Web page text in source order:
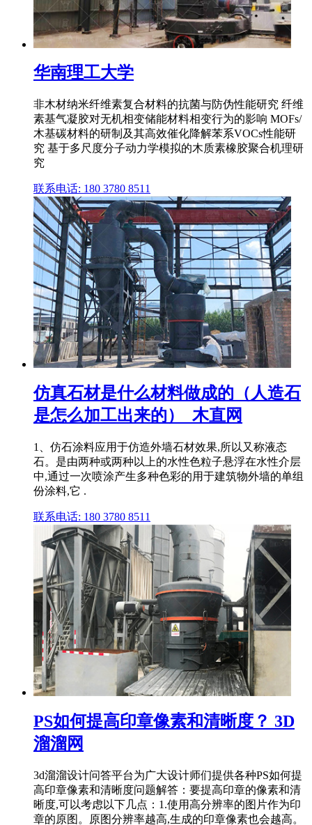
华南理工大学
非木材纳米纤维素复合材料的抗菌与防伪性能研究 纤维
素基气凝胶对无机相变储能材料相变行为的影响 MOFs/
木基碳材料的研制及其高效催化降解苯系VOCs性能研
究 基于多尺度分子动力学模拟的木质素橡胶聚合机理研
究
联系电话: 180 3780 8511
仿真石材是什么材料做成的（人造石
是怎么加工出来的）_木直网
1、仿石涂料应用于仿造外墙石材效果,所以又称液态
石。是由两种或两种以上的水性色粒子悬浮在水性介层
中,通过一次喷涂产生多种色彩的用于建筑物外墙的单组
份涂料,它 .
联系电话: 180 3780 8511
PS如何提高印章像素和清晰度？ 3D
溜溜网
3d溜溜设计问答平台为广大设计师们提供各种PS如何提
高印章像素和清晰度问题解答：要提高印章的像素和清
晰度,可以考虑以下几点：1.使用高分辨率的图片作为印
章的原图。原图分辨率越高,生成的印章像素也会越高。